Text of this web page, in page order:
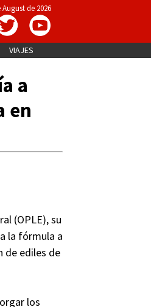
de 2026
VIAJES
a
en
(OPLE), su
la fórmula a
de ediles de
los